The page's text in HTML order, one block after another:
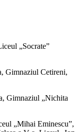
„Socrate”
Gimnaziul Cetireni,
Gimnaziul „Nichita
„Mihai Eminescu”,